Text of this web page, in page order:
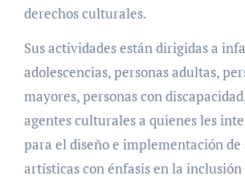
derechos culturales.
Sus actividades están dirigidas a
adolescencias, personas adultas,
mayores, personas con
agentes culturales a quienes les
para el diseño e implementación de
artísticas con énfasis en la inclusión